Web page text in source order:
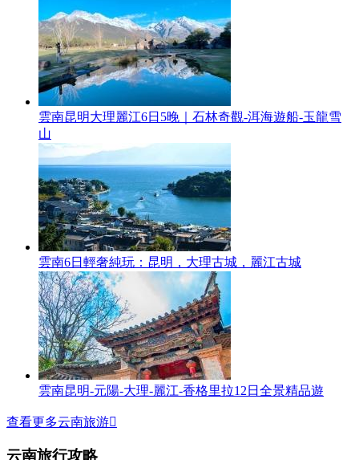
雲南昆明大理麗江6日5晚｜石林奇觀-洱海遊船-玉龍雪
山
雲南6日輕奢純玩：昆明，大理古城，麗江古城
雲南昆明-元陽-大理-麗江-香格里拉12日全景精品遊
查看更多云南旅游
云南旅行攻略